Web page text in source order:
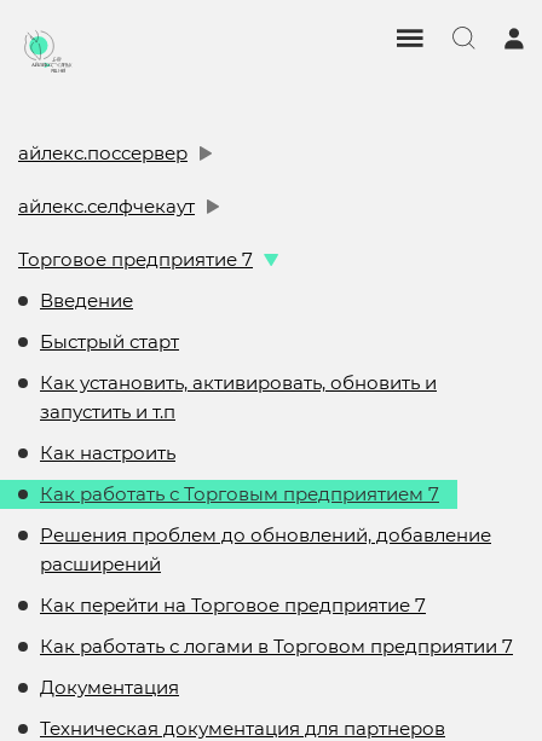
айлекс.поссервер
айлекс.селфчекаут
Торговое предприятие 7
Введение
Быстрый старт
Как установить, активировать, обновить и
запустить и т.п
Как настроить
Как работать с Торговым предприятием 7
Решения проблем до обновлений, добавление
расширений
Как перейти на Торговое предприятие 7
Как работать с логами в Торговом предприятии 7
Документация
Техническая документация для партнеров